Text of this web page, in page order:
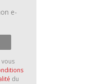
e-
vous
du